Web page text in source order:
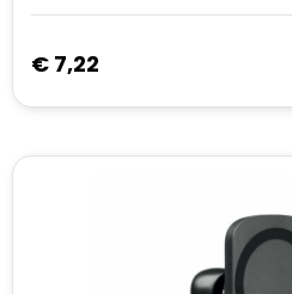
Moleskine
MyKit
Ocean Bottle
€ 7,22